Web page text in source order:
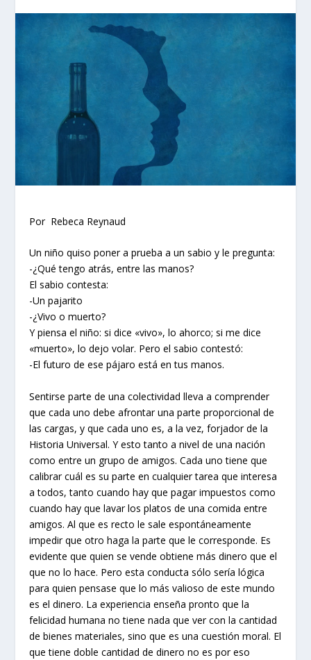
Por Rebeca Reynaud
Un niño quiso poner a prueba a un sabio y le pregunta:
-¿Qué tengo atrás, entre las manos?
El sabio contesta:
-Un pajarito
-¿Vivo o muerto?
Y piensa el niño: si dice «vivo», lo ahorco; si me dice
«muerto», lo dejo volar. Pero el sabio contestó:
-El futuro de ese pájaro está en tus manos.
Sentirse parte de una colectividad lleva a comprender
que cada uno debe afrontar una parte proporcional de
las cargas, y que cada uno es, a la vez, forjador de la
Historia Universal. Y esto tanto a nivel de una nación
como entre un grupo de amigos. Cada uno tiene que
calibrar cuál es su parte en cualquier tarea que interesa
a todos, tanto cuando hay que pagar impuestos como
cuando hay que lavar los platos de una comida entre
amigos. Al que es recto le sale espontáneamente
impedir que otro haga la parte que le corresponde. Es
evidente que quien se vende obtiene más dinero que el
que no lo hace. Pero esta conducta sólo sería lógica
para quien pensase que lo más valioso de este mundo
es el dinero. La experiencia enseña pronto que la
felicidad humana no tiene nada que ver con la cantidad
de bienes materiales, sino que es una cuestión moral. El
que tiene doble cantidad de dinero no es por eso